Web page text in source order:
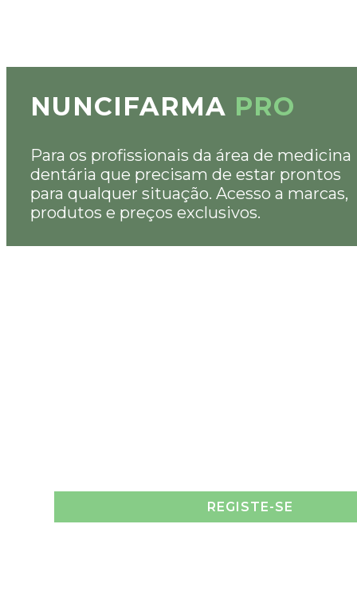
NUNCIFARMA PRO
Para os profissionais da área de medicina
dentária que precisam de estar prontos
para qualquer situação. Acesso a marcas,
produtos e preços exclusivos.
REGISTE-SE